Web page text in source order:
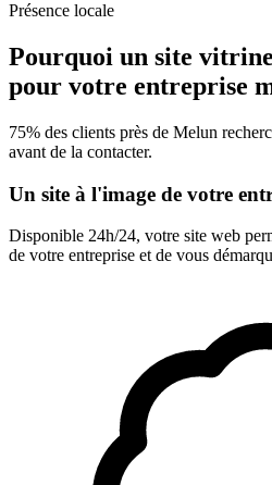
Présence locale
Pourquoi un site
pour votre entreprise
75% des clients près de Melun
avant de la contacter.
Un site à l'image de votre
Disponible 24h/24, votre site web
de votre entreprise et de vous